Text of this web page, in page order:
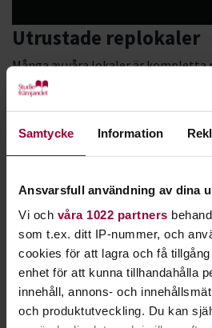
Samtycke Information
Ansvarsfull användning av dina
Vi och våra 1022 partners
som t.ex. ditt IP-nummer, och
cookies för att lagra och få
enhet för att kunna tillhandahålla
innehåll, annons- och
och produktutveckling. Du kan
Utrustade replokaler
Många av våra lokaler är
instrument. Där finns trummor,
samt sånganläggning med
delar du oftast med andra band.
Tomma replokaler
Kanske har ni kommit så långt att
att fylla med egen utrustning? Det
att själva kunna bestämma vilka
vill dela lokalen med. Kontakta din
på Studiefrämjandet för att få veta
Studior